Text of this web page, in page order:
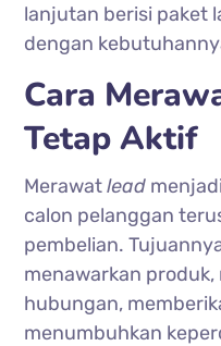
lanjutan berisi paket
dengan
Cara
Tetap Aktif
Merawatlead
calon pelanggan
pembelian.
menawarkan
hubungan,
menumbuhkan